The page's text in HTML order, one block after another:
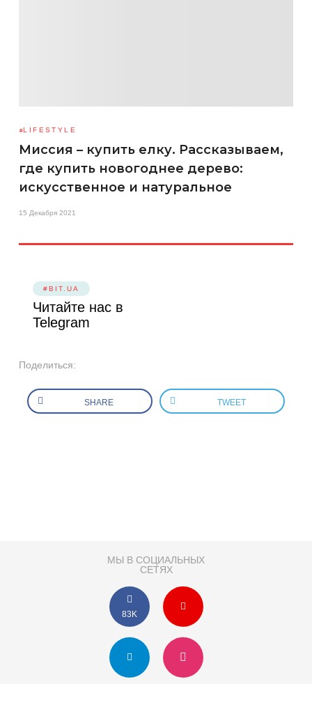
LIFESTYLE
Миссия – купить елку. Рассказываем,
где купить новогоднее дерево:
искусственное и натуральное
15 Декабря 2021
#BIT.UA
Читайте нас в
Telegram
Поделиться:
SHARE TWEET
МЫ В СОЦИАЛЬНЫХ
СЕТЯХ
83K